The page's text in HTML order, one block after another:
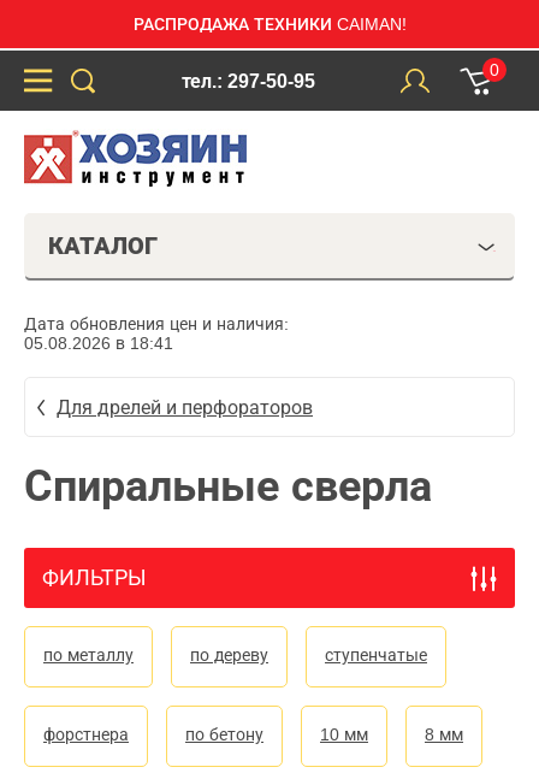
РАСПРОДАЖА ТЕХНИКИ CAIMAN!
тел.: 297-50-95
0
КАТАЛОГ
Дата обновления цен и наличия:
05.08.2026 в 18:41
Для дрелей и перфораторов
Спиральные сверла
ФИЛЬТРЫ
по металлу по дереву ступенчатые
форстнера по бетону 10 мм 8 мм